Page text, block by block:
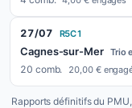
27/07 R5C1
Cagnes-sur-Mer Trio
20 comb. 20,00 €
Rapports définitifs du